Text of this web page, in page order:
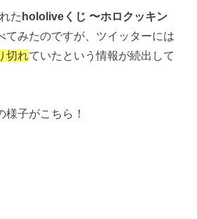
たhololiveくじ 〜ホロクッキン
てみたのですが、ツイッターには
切れていたという情報が続出して
子がこちら！